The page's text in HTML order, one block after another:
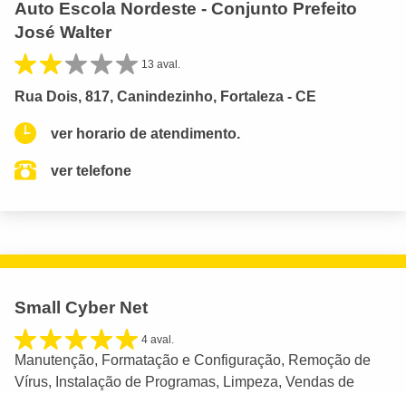
Auto Escola Nordeste - Conjunto Prefeito
José Walter
13 aval.
Rua Dois, 817, Canindezinho, Fortaleza - CE
ver horario de atendimento.
ver telefone
Small Cyber Net
4 aval.
Manutenção, Formatação e Configuração, Remoção de
Vírus, Instalação de Programas, Limpeza, Vendas de